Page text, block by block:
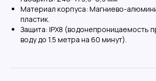
Материал корпуса: Магниево-
пластик.
Защита: IPX8 (водонепроницаемость
воду до 1.5 метра на 60 минут).
8 (487) 233-82-32
Контакты